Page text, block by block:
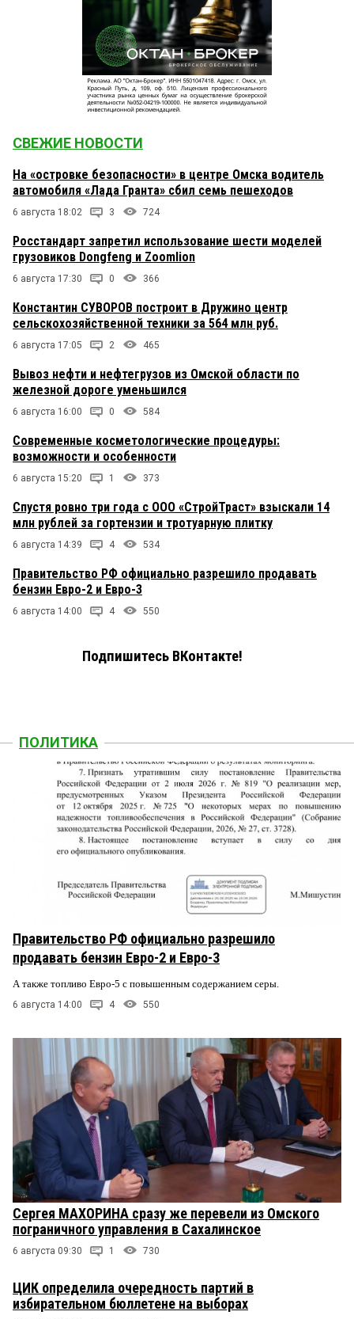
СВЕЖИЕ НОВОСТИ
На «островке безопасности» в центре Омска водитель
автомобиля «Лада Гранта» сбил семь пешеходов
6 августа 18:02 3 724
Росстандарт запретил использование шести моделей
грузовиков Dongfeng и Zoomlion
6 августа 17:30 0 366
Константин СУВОРОВ построит в Дружино центр
сельскохозяйственной техники за 564 млн руб.
6 августа 17:05 2 465
Вывоз нефти и нефтегрузов из Омской области по
железной дороге уменьшился
6 августа 16:00 0 584
Современные косметологические процедуры:
возможности и особенности
6 августа 15:20 1 373
Спустя ровно три года с ООО «СтройТраст» взыскали 14
млн рублей за гортензии и тротуарную плитку
6 августа 14:39 4 534
Правительство РФ официально разрешило продавать
бензин Евро-2 и Евро-3
6 августа 14:00 4 550
Подпишитесь ВКонтакте!
ПОЛИТИКА
Правительство РФ официально разрешило
продавать бензин Евро-2 и Евро-3
А также топливо Евро-5 с повышенным содержанием серы.
6 августа 14:00 4 550
Сергея МАХОРИНА сразу же перевели из Омского
пограничного управления в Сахалинское
6 августа 09:30 1 730
ЦИК определила очередность партий в
избирательном бюллетене на выборах